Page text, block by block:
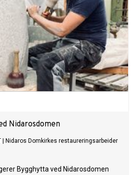
Nidarosdomen
Nidaros Domkirkes restaureringsarbeider
Bygghytta ved Nidarosdomen